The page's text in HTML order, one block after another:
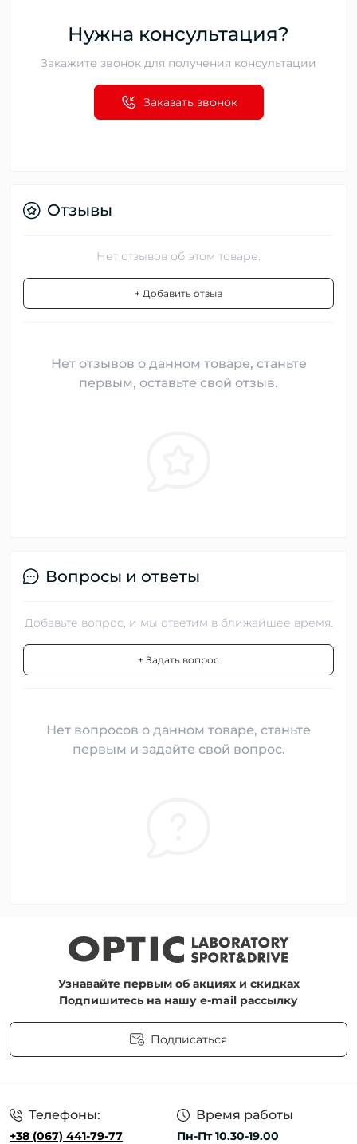
Нужна консультация?
Закажите звонок для получения консультации
Заказать звонок
Отзывы
Нет отзывов об этом товаре.
+ Добавить отзыв
Нет отзывов о данном товаре, станьте
первым, оставьте свой отзыв.
Вопросы и ответы
Добавьте вопрос, и мы ответим в ближайшее время.
+ Задать вопрос
Нет вопросов о данном товаре, станьте
первым и задайте свой вопрос.
Узнавайте первым об акциях и скидках
Подпишитесь на нашу e-mail рассылку
Подписаться
Пользовательское соглашение
Телефоны:
+38 (067) 441-79-77
Время работы
Пн-Пт 10.30-19.00